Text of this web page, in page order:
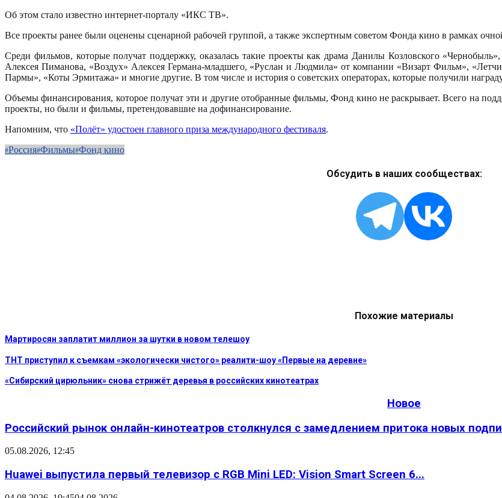
Об этом стало известно интернет-порталу «ИКС ТВ».
Все проекты ранее были оценены сценарной рабочей группой, а также экспертным советом Фонда кино в рамках
Среди фильмов, которые получат поддержку, оказалась такие проекты как драма Данилы Козловского
Алексея Пиманова, «Воздух» Алексея Германа-младшего, «Руслан и Людмила» от компании «Визарт Фильм»,
Пармы», «Коты Эрмитажа» и многие другие. В том числе и история о советских операторах, которые получили
Объемы финансирования, которое получат эти и другие отобранные фильмы, Фонд кино не раскрывает. Всего на
проекты, но были и фильмы, претендовавшие на дофинансирование.
Напомним, что «Полёт» удостоен главного приза международного фестиваля.
Россия Фильмы Фонд кино
Обсудить в наших сообществах:
Похожие материалы
Мартиросян заплатит миллион за шутки в новом телешоу
ТНТ приступил к съемкам «экологически чистого» реалити-шоу «Первые на деревне»
«Сибирский цирюльник» снова стрижёт деревья в российских кинотеатрах
Новое
Российский рынок онлайн-кинотеатров столкнулся с замедлением притока новых
05.08.2026, 12:45
Huawei выпустила первый телевизор с RGB Mini LED: Vision Smart Screen 6...